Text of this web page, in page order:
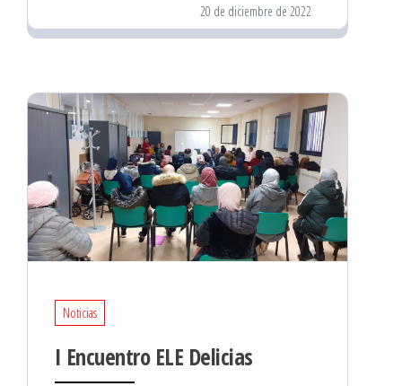
20 de diciembre de 2022
Noticias
I Encuentro ELE Delicias